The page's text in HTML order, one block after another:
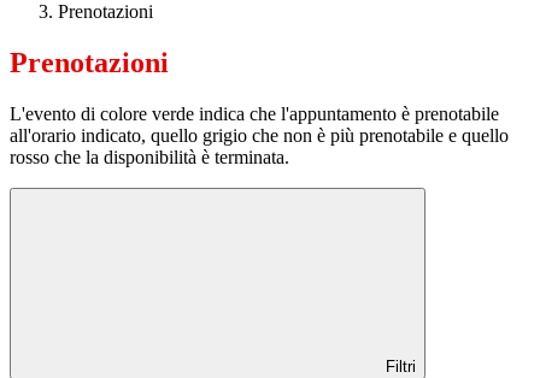
Prenotazioni
Prenotazioni
L'evento di colore verde indica che l'appuntamento è prenotabile
all'orario indicato, quello grigio che non è più prenotabile e quello
rosso che la disponibilità è terminata.
Filtri